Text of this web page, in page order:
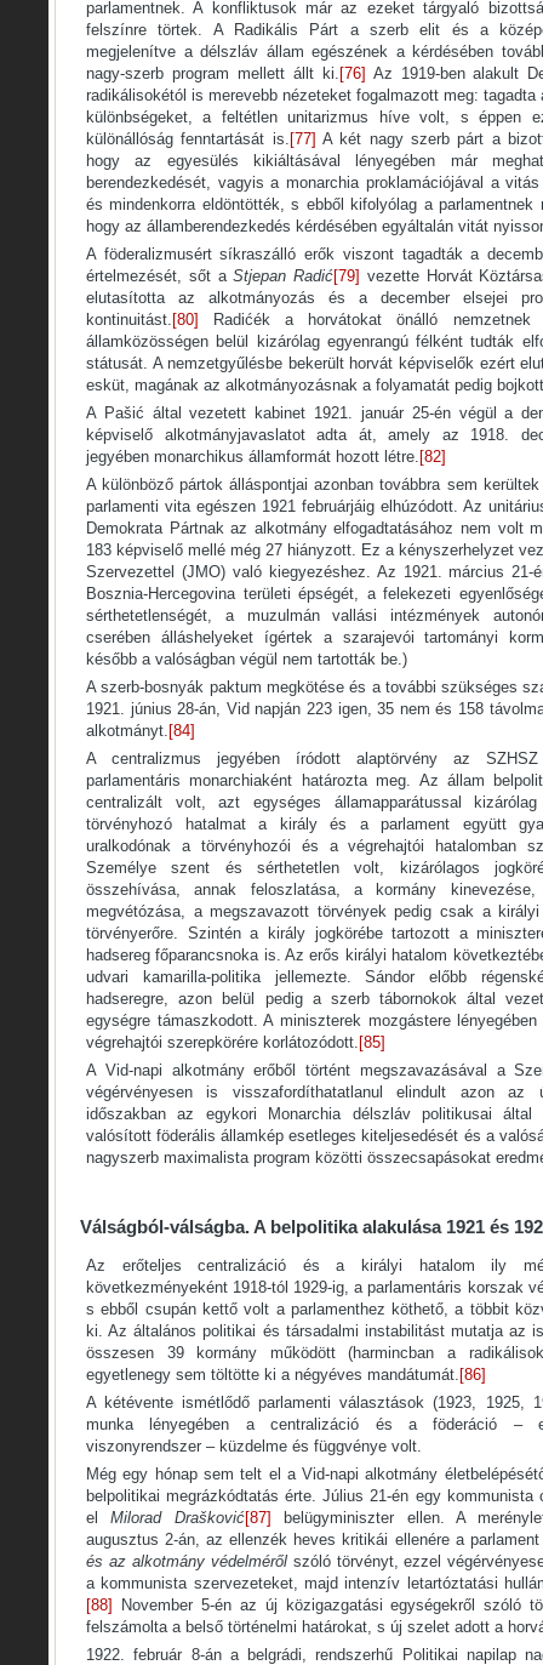
parlamentnek. A konfliktusok már az ezeket tárgyaló
felszínre törtek. A Radikális Párt a szerb elit és a
megjelenítve a délszláv állam egészének a kérdésében
nagy-szerb program mellett állt ki. [76] Az 1919-ben alakult
radikálisokétól is merevebb nézeteket fogalmazott meg:
különbségeket, a feltétlen unitarizmus híve volt, s éppen
különállóság fenntartását is. [77] A két nagy szerb párt a
hogy az egyesülés kikiáltásával lényegében már
berendezkedését, vagyis a monarchia proklamációjával a
és mindenkorra eldöntötték, s ebből kifolyólag a
hogy az államberendezkedés kérdésében egyáltalán vitát
A föderalizmusért síkraszálló erők viszont tagadták a
értelmezését, sőt aStjepan Radić[79] vezette Horvát
elutasította az alkotmányozás és a december elsejei
kontinuitást. [80]
Radićék a horvátokat önálló
államközösségen belül kizárólag egyenrangú félként tudták
státusát. A nemzetgyűlésbe bekerült horvát képviselők ezért
esküt, magának az alkotmányozásnak a folyamatát pedig
A Pašić által vezetett kabinet 1921. január 25-én végül a
képviselő alkotmányjavaslatot adta át, amely az 1918.
jegyében monarchikus államformát hozott létre. [82]
A különböző pártok álláspontjai azonban továbbra sem
parlamenti vita egészen 1921 februárjáig elhúzódott. Az
Demokrata Pártnak az alkotmány elfogadtatásához nem volt
183 képviselő mellé még 27 hiányzott. Ez a kényszerhelyzet
Szervezettel (JMO) való kiegyezéshez. Az 1921. március
Bosznia-Hercegovina területi épségét, a felekezeti
sérthetetlenségét, a muzulmán vallási intézmények
cserében álláshelyeket ígértek a szarajevói tartományi
később a valóságban végül nem tartották be.)
A szerb-bosnyák paktum megkötése és a további szükséges
1921. június 28-án, Vid napján 223 igen, 35 nem és 158
alkotmányt. [84]
A centralizmus jegyében íródott alaptörvény az SZHSZ
parlamentáris monarchiaként határozta meg. Az állam
centralizált volt, azt egységes államapparátussal
törvényhozó hatalmat a király és a parlament együtt
uralkodónak a törvényhozói és a végrehajtói hatalomban
Személye szent és sérthetetlen volt, kizárólagos
összehívása, annak feloszlatása, a kormány
megvétózása, a megszavazott törvények pedig csak a
törvényerőre. Szintén a király jogkörébe tartozott a
hadsereg főparancsnoka is. Az erős királyi hatalom
udvari kamarilla-politika jellemezte. Sándor előbb
hadseregre, azon belül pedig a szerb tábornokok által
egységre támaszkodott. A miniszterek mozgástere
végrehajtói szerepkörére korlátozódott. [85]
A Vid-napi alkotmány erőből történt megszavazásával a
végérvényesen is visszafordíthatatlanul elindult azon
időszakban az egykori Monarchia délszláv politikusai
valósított föderális államkép esetleges kiteljesedését és a
nagyszerb maximalista program közötti összecsapásokat
Válságból-válságba. A belpolitika alakulása 1921 és
Az erőteljes centralizáció és a királyi hatalom ily
következményeként 1918-tól 1929-ig, a parlamentáris korszak
s ebből csupán kettő volt a parlamenthez köthető, a többit
ki. Az általános politikai és társadalmi instabilitást mutatja az
összesen 39 kormány működött (harmincban a
egyetlenegy sem töltötte ki a négyéves mandátumát. [86]
A kétévente ismétlődő parlamenti választások (1923, 1925,
munka lényegében a centralizáció és a föderáció –
viszonyrendszer – küzdelme és függvénye volt.
Még egy hónap sem telt el a Vid-napi alkotmány
belpolitikai megrázkódtatás érte. Július 21-én egy kommunista
elMilorad Drašković[87]
belügyminiszter ellen. A
augusztus 2-án, az ellenzék heves kritikái ellenére a
és az alkotmány védelmérőlszóló törvényt, ezzel
a kommunista szervezeteket, majd intenzív letartóztatási
[88]
November 5-én az új közigazgatási egységekről szóló
felszámolta a belső történelmi határokat, s új szelet adott a
1922. február 8-án a belgrádi, rendszerhű Politikai napilap